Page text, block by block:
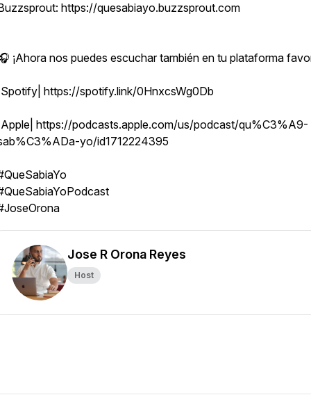
https://quesabiayo.buzzsprout.com
¡Ahora nos puedes escuchar también en tu plataforma
|Spotify| https://spotify.link/0HnxcsWg0Db
|Apple| https://podcasts.apple.com/us/podcast/qu%C3%A9-
yo/id1712224395
Jose R Orona Reyes
Host